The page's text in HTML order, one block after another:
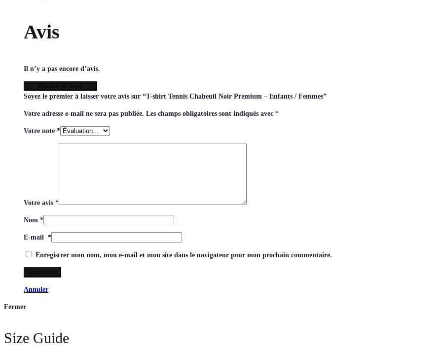
Avis
Il n’y a pas encore d’avis.
Soyez le premier à laisser votre avis sur “T-shirt Tennis Chabeuil Noir Premium – Enfants / Femmes”
Votre adresse e-mail ne sera pas publiée. Les champs obligatoires sont indiqués avec *
Votre note *
Votre avis *
Nom *
E-mail *
Enregistrer mon nom, mon e-mail et mon site dans le navigateur pour mon prochain commentaire.
Annuler
Fermer
Size Guide